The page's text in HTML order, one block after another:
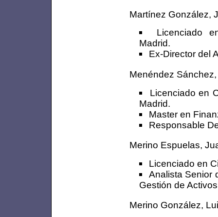
Martínez González,
Licenciado
Madrid.
Ex-Director del
Menéndez
Licenciado en
Madrid.
Master en
Responsable
Merino Espuelas,
Licenciado en
Analista Senior
Gestión de
Merino González,